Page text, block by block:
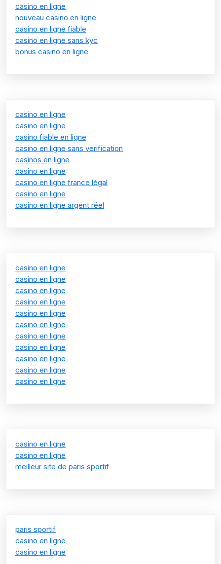
casino en ligne
nouveau casino en ligne
casino en ligne fiable
casino en ligne sans kyc
bonus casino en ligne
casino en ligne
casino en ligne
casino fiable en ligne
casino en ligne sans verification
casinos en ligne
casino en ligne
casino en ligne france légal
casino en ligne
casino en ligne argent réel
casino en ligne
casino en ligne
casino en ligne
casino en ligne
casino en ligne
casino en ligne
casino en ligne
casino en ligne
casino en ligne
casino en ligne
casino en ligne
casino en ligne
casino en ligne
meilleur site de paris sportif
paris sportif
casino en ligne
casino en ligne